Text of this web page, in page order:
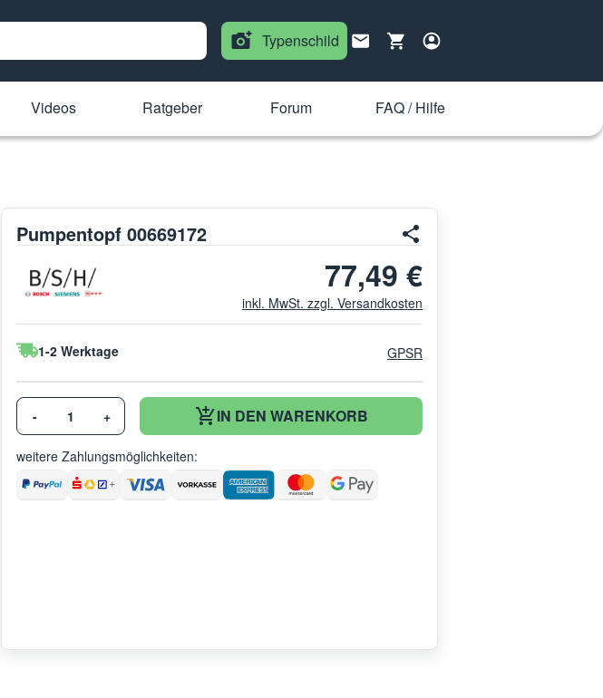
Typenschild
Videos Ratgeber Forum FAQ / Hilfe
Pumpentopf 00669172
77,49 €
inkl. MwSt. zzgl. Versandkosten
1-2 Werktage GPSR
- + IN DEN WARENKORB
weitere Zahlungsmöglichkeiten: